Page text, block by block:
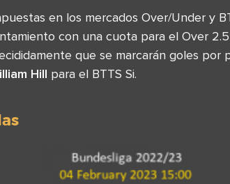
en los mercados Over/Under y
con una cuota para el Over
que se marcarán goles por
Hill para el BTTS Si.